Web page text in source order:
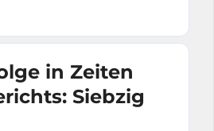
in Zeiten
Siebzig